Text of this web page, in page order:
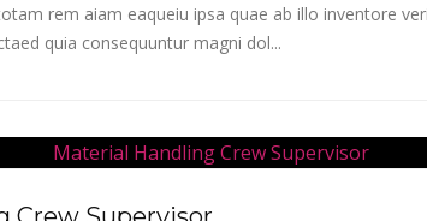
rem aiam eaqueiu ipsa quae ab illo inventore
quia consequuntur magni dol...